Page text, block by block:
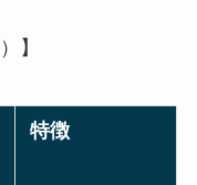
】
特徴